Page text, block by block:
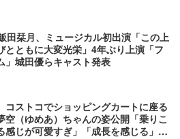
田栞月、ミュージカル初出演「この上
とともに大変光栄」4年ぶり上演「フ
」城田優らキャスト発表
コストコでショッピングカートに座る
空（ゆめあ）ちゃんの姿公開「乗りこ
感じが可愛すぎ」「成長を感じる」の